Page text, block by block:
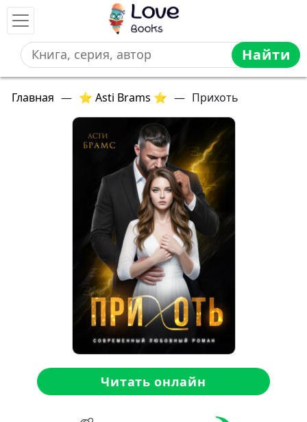
Найти
Главная — ⭐ Asti Brams ⭐ — Прихоть
Читать онлайн